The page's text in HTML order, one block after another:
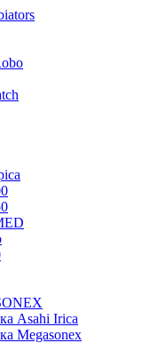
Asahi Irica
Megasonex